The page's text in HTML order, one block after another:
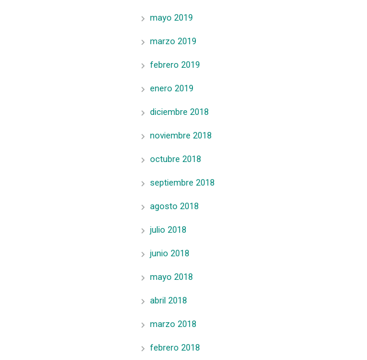
mayo 2019
marzo 2019
febrero 2019
enero 2019
diciembre 2018
noviembre 2018
octubre 2018
septiembre 2018
agosto 2018
julio 2018
junio 2018
mayo 2018
abril 2018
marzo 2018
febrero 2018